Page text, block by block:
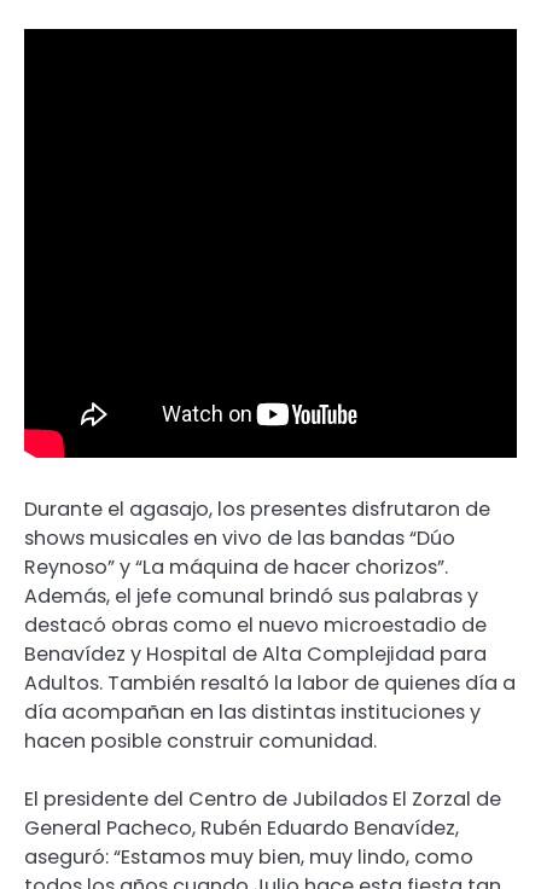
Durante el agasajo, los presentes disfrutaron de
shows musicales en vivo de las bandas “Dúo
Reynoso” y “La máquina de hacer chorizos”.
Además, el jefe comunal brindó sus palabras y
destacó obras como el nuevo microestadio de
Benavídez y Hospital de Alta Complejidad para
Adultos. También resaltó la labor de quienes día a
día acompañan en las distintas instituciones y
hacen posible construir comunidad.
El presidente del Centro de Jubilados El Zorzal de
General Pacheco, Rubén Eduardo Benavídez,
aseguró: “Estamos muy bien, muy lindo, como